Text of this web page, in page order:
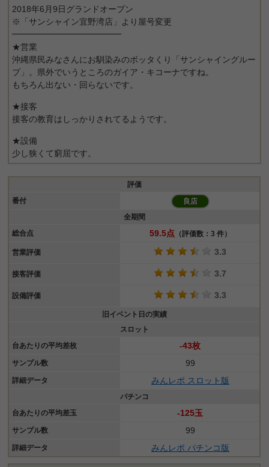
2018年6月9日グランドオープン
※「サンシャイン宜野湾店」より屋号変更
━━━━━━━━━━━━━
★営業
沖縄県民みなさんにお馴染みのボッタくり「サンシャイングルー
プ」。県外でいうところのガイア・キコーナですね。
もちろん出ない・回らないです。
★接客
接客の教育はしっかりされてるようです。
★設備
少し狭くて窮屈です。
評価
番付
良店
全期間
総合点
59.5点 （評価数：3 件）
営業評価 3.3
接客評価 3.7
設備評価 3.3
旧イベント日の実績
スロット
台あたりの平均差枚
-43枚
サンプル数 99
詳細データ みんレポ スロット版
パチンコ
台あたりの平均差玉
-125玉
サンプル数 99
詳細データ みんレポ パチンコ版